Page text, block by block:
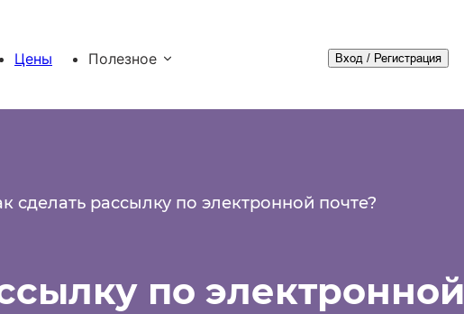
Цены Полезное Вход / Регистрация
сделать рассылку по электронной почте?
по электронной